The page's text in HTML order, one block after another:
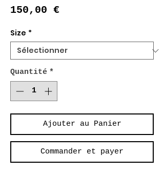
150,00 €Prix
Size *
Quantité *
Ajouter au Panier
Commander et payer